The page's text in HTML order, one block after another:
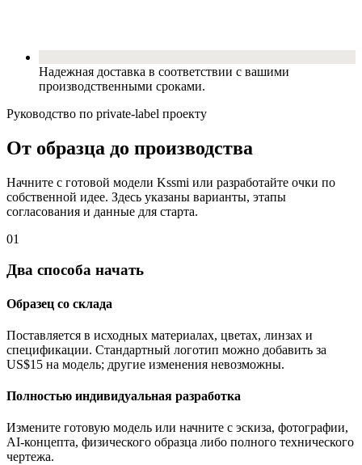
Надежная доставка в соответствии с вашими
производственными сроками.
Руководство по private-label проекту
От образца до производства
Начните с готовой модели Kssmi или разработайте очки по
собственной идее. Здесь указаны варианты, этапы
согласования и данные для старта.
01
Два способа начать
Образец со склада
Поставляется в исходных материалах, цветах, линзах и
спецификации. Стандартный логотип можно добавить за
US$15 на модель; другие изменения невозможны.
Полностью индивидуальная разработка
Измените готовую модель или начните с эскиза, фотографии,
AI-концепта, физического образца либо полного технического
чертежа.